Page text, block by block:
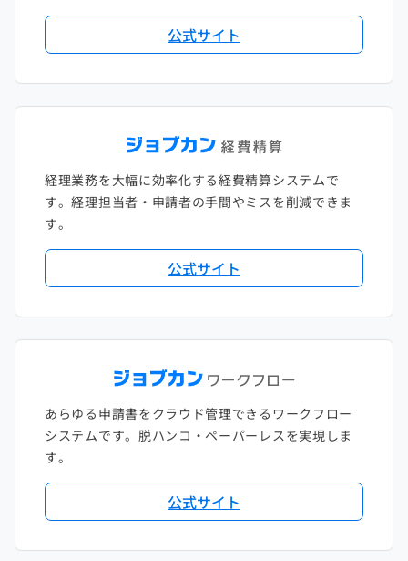
公式サイト
経理業務を大幅に効率化する経費精算システムで
す。経理担当者・申請者の手間やミスを削減できま
す。
公式サイト
あらゆる申請書をクラウド管理できるワークフロー
システムです。脱ハンコ・ペーパーレスを実現しま
す。
公式サイト